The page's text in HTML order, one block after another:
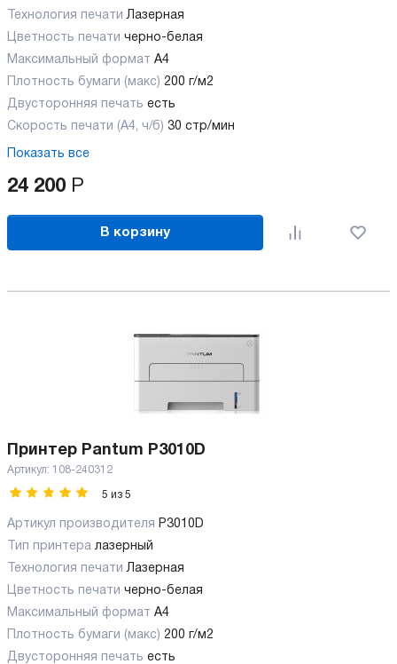
Технология печати Лазерная
Цветность печати черно-белая
Максимальный формат А4
Плотность бумаги (макс) 200 г/м2
Двусторонняя печать есть
Скорость печати (А4, ч/б) 30 стр/мин
Показать все
24 200 Р
В корзину
Принтер Pantum P3010D
Артикул: 108-240312
5 из 5
Артикул производителя P3010D
Тип принтера лазерный
Технология печати Лазерная
Цветность печати черно-белая
Максимальный формат А4
Плотность бумаги (макс) 200 г/м2
Двусторонняя печать есть